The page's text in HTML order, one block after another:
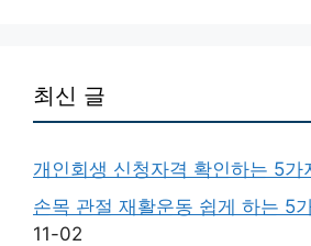
최신 글
개인회생 신청자격 확인하는 5가
손목 관절 재활운동 쉽게 하는 5
11-02